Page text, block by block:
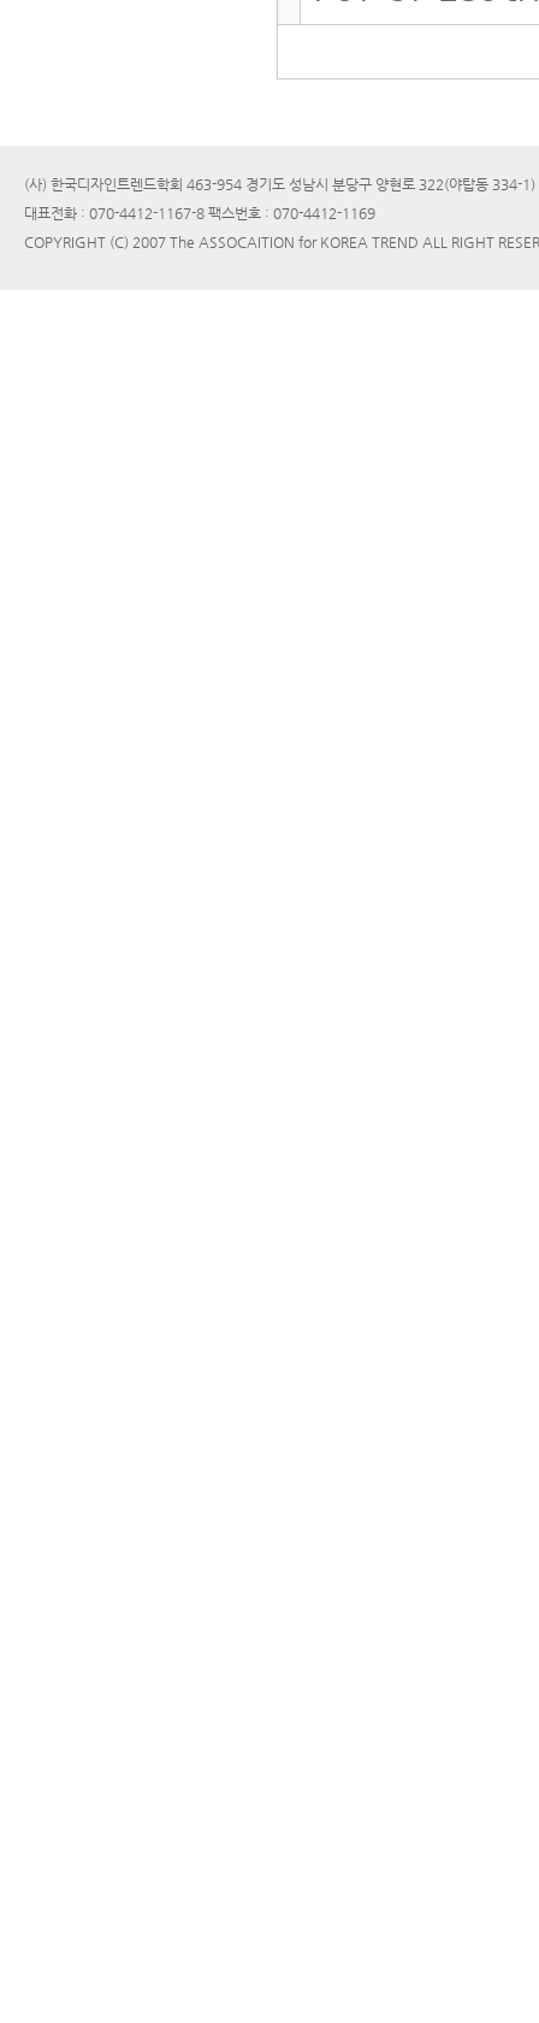
(사) 한국디자인트렌드학회 463-954 경기도 성남시 분당구 양현로 322(야탑동 334-
대표전화 : 070-4412-1167-8 팩스번호 : 070-4412-1169
COPYRIGHT (C) 2007 The ASSOCAITION for KOREA TREND ALL RIGHT